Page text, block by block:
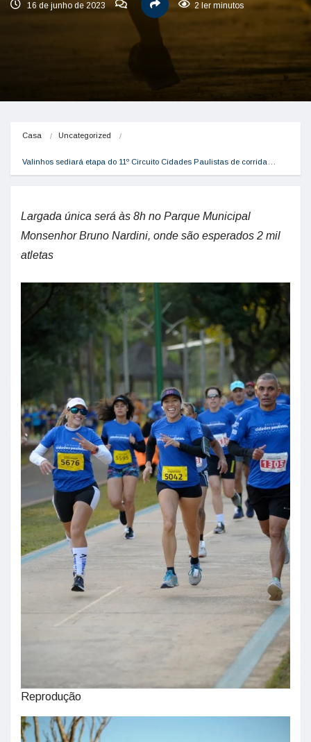
16 de junho de 2023 2 ler minutos
Casa Uncategorized
Valinhos sediará etapa do 11º Circuito Cidades Paulistas de corrida…
Largada única será às 8h no Parque Municipal
Monsenhor Bruno Nardini, onde são esperados 2 mil
atletas
Reprodução